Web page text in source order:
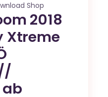
Shop
2018
Xtreme